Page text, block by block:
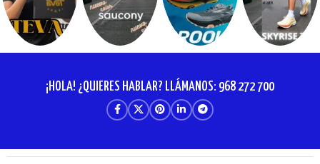
¡HOLA! ¿QUIERES HABLAR? LLÁMANOS: 968 272 700